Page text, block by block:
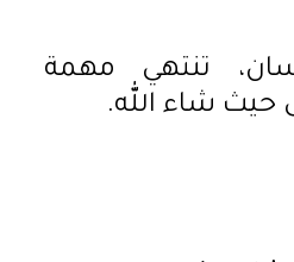
تنتهي مهمة
حيث شاء الله.